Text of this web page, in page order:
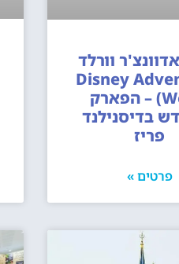
וורלד
(Disney
World) – הפארק
בדיסנילנד
פריז
פרטים »